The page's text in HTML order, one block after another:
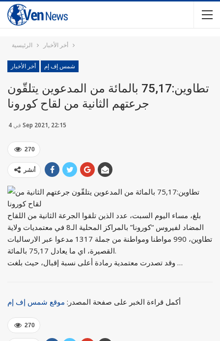
الرئيسية أخر الأخبار
أخر الأخبار شمس إف إم
تطاوين:75,17 بالمائة من المدعوين يتلقّون
جرعتهم الثانية من لقاح كورونا
في 4 Sep 2021, 22:15
270
أنشر
بلغ، مساء اليوم السبت، عدد الذين تلقوا الجرعة الثانية من اللقاح
المضاد لفيروس “كورونا” بالمراكز المحلية الـ8 في معتمديات ولاية
تطاوين، 990 مواطنا ومواطنة من جملة 1317 مدعوا عبر الارساليات
القصيرة، اي ما يعادل 75,17 بالمائة.
وقد تصدرت معتمدية رمادة أعلى نسبة إقبال، حيث بلغت …
أكمل قراءة الخبر على صفحة المصدر: موقع شمس إف إم
270